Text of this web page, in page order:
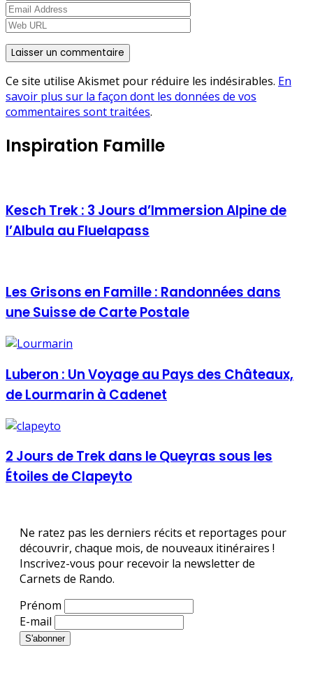
Ce site utilise Akismet pour réduire les indésirables. En
savoir plus sur la façon dont les données de vos
commentaires sont traitées.
Inspiration Famille
Kesch Trek : 3 Jours d’Immersion Alpine de
l’Albula au Fluelapass
Les Grisons en Famille : Randonnées dans
une Suisse de Carte Postale
Luberon : Un Voyage au Pays des Châteaux,
de Lourmarin à Cadenet
2 Jours de Trek dans le Queyras sous les
Étoiles de Clapeyto
Ne ratez pas les derniers récits et reportages pour
découvrir, chaque mois, de nouveaux itinéraires !
Inscrivez-vous pour recevoir la newsletter de
Carnets de Rando.
Prénom
E-mail